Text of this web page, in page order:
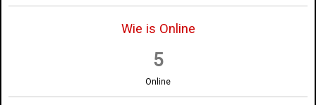
Wie is Online
5
Online